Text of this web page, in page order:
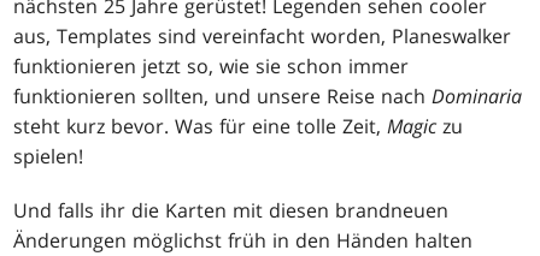
nächsten 25 Jahre gerüstet! Legenden sehen cooler
aus, Templates sind vereinfacht worden, Planeswalker
funktionieren jetzt so, wie sie schon immer
funktionieren sollten, und unsere Reise nachDominaria
steht kurz bevor. Was für eine tolle Zeit,Magic zu
spielen!
Und falls ihr die Karten mit diesen brandneuen
Änderungen möglichst früh in den Händen halten